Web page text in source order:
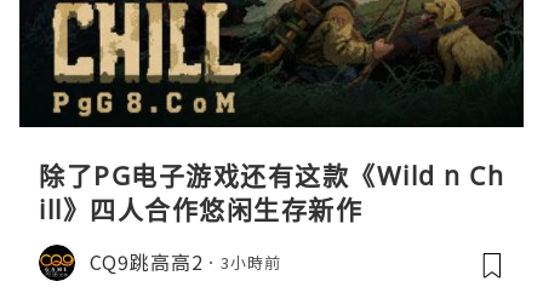
除了PG电子游戏还有这款《Wild n Ch
ill》四人合作悠闲生存新作
CQ9跳高高2 3小時前